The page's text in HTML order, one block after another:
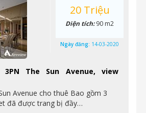
The Sun Avenue, view
Avenue cho thuê Bao gồm 3
đã được trang bị đầy…
20 Triệu
Diện tích:90 m2
Ngày đăng: 14-03-2020